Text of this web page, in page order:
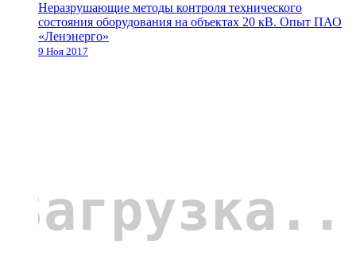
Неразрушающие методы контроля технического
состояния оборудования на объектах 20 кВ. Опыт ПАО
«Ленэнерго»
9 Ноя 2017